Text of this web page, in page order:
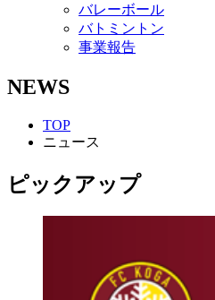
バレーボール
バトミントン
事業報告
NEWS
TOP
ニュース
ピックアップ